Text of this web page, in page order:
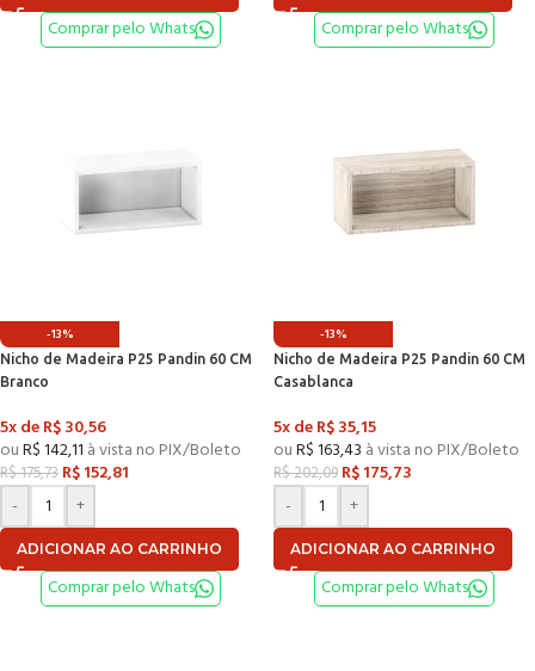
Comprar pelo Whats Comprar pelo Whats
-13%
Nicho de Madeira P25 Pandin 60 CM
Branco
5x deR$30,56
ouR$142,11 à vista no PIX/Boleto
R$175,73 R$152,81
-
+
ADICIONAR AO CARRINHO
Comprar pelo Whats
-13%
Nicho de Madeira P25 Pandin 60 CM
Casablanca
5x deR$35,15
ouR$163,43 à vista no PIX/Boleto
R$202,09 R$175,73
-
+
ADICIONAR AO CARRINHO
Comprar pelo Whats